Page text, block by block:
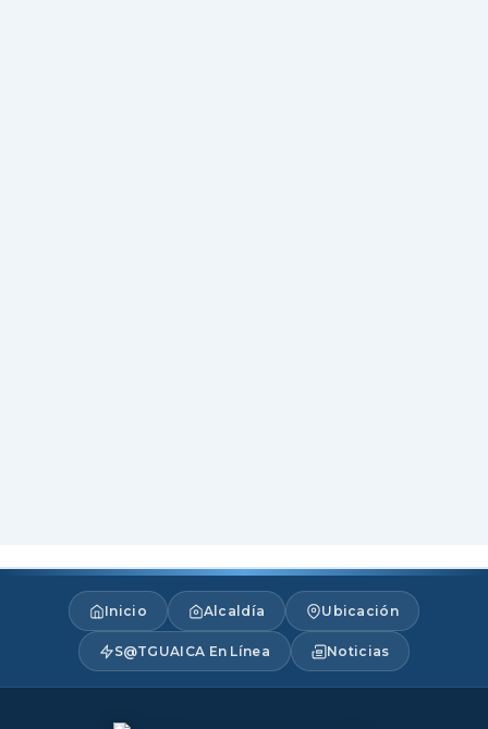
Inicio Alcaldía Ubicación
S@TGUAICA En Línea Noticias